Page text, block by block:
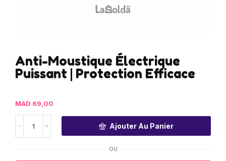
Anti-Moustique Électrique
Puissant | Protection Efficace
MAD 69,00
Ajouter Au Panier
OU